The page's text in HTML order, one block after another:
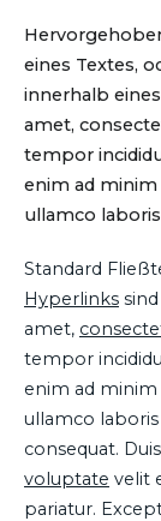
eines Textes,
innerhalb
amet,
tempor
enim ad
ullamco
Standard
Hyperlinks sind
amet,
tempor
enim ad minim
ullamco
consequat.
voluptate velit
pariatur.